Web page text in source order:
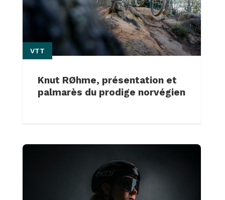
Knut RØhme, présentation et
palmarès du prodige norvégien
VTT